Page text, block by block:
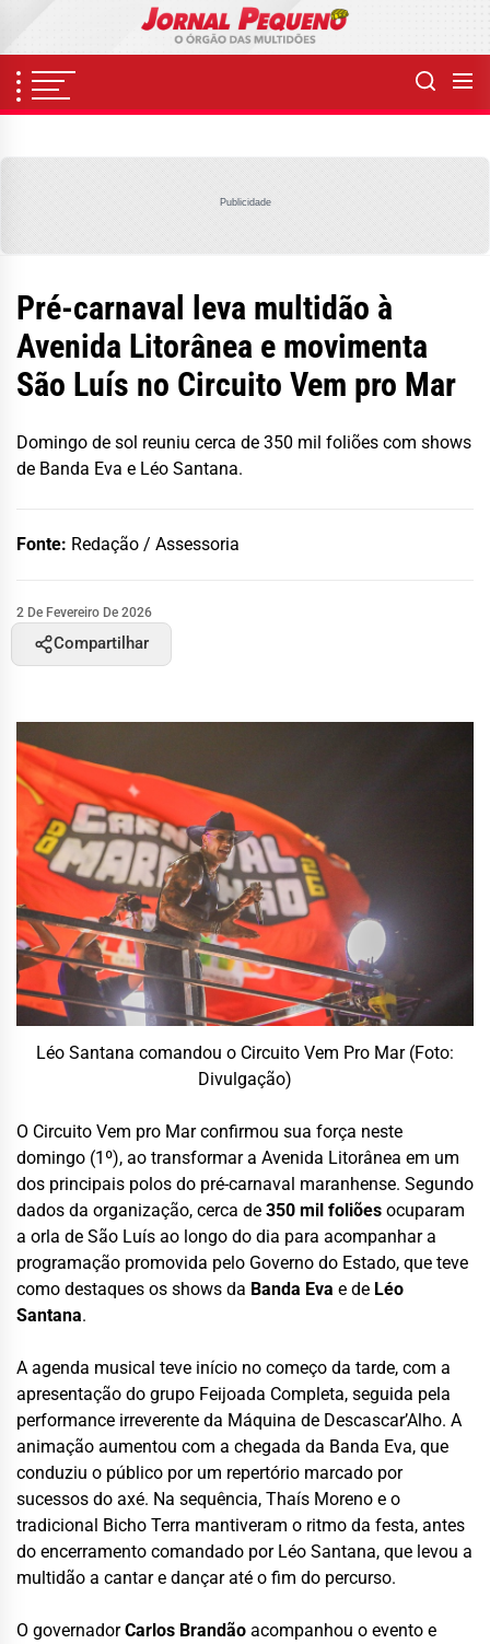
content
Publicidade
Pré-carnaval leva multidão à
Avenida Litorânea e movimenta
São Luís no Circuito Vem pro Mar
Domingo de sol reuniu cerca de 350 mil foliões com shows
de Banda Eva e Léo Santana.
Fonte: Redação / Assessoria
2 De Fevereiro De 2026
Compartilhar
Léo Santana comandou o Circuito Vem Pro Mar (Foto:
Divulgação)
O Circuito Vem pro Mar confirmou sua força neste
domingo (1º), ao transformar a Avenida Litorânea em um
dos principais polos do pré-carnaval maranhense. Segundo
dados da organização, cerca de 350 mil foliões ocuparam
a orla de São Luís ao longo do dia para acompanhar a
programação promovida pelo Governo do Estado, que teve
como destaques os shows da Banda Eva e de Léo
Santana.
A agenda musical teve início no começo da tarde, com a
apresentação do grupo Feijoada Completa, seguida pela
performance irreverente da Máquina de Descascar’Alho. A
animação aumentou com a chegada da Banda Eva, que
conduziu o público por um repertório marcado por
sucessos do axé. Na sequência, Thaís Moreno e o
tradicional Bicho Terra mantiveram o ritmo da festa, antes
do encerramento comandado por Léo Santana, que levou a
multidão a cantar e dançar até o fim do percurso.
O governadorCarlos Brandão acompanhou o evento e